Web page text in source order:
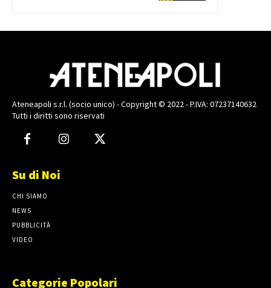
Ateneapoli s.r.l. (socio unico) - Copyright © 2022 - P.IVA: 07237140632
Tutti i diritti sono riservati
Su di Noi
CHI SIAMO
NEWS
PUBBLICITÀ
VIDEO
Categorie Popolari